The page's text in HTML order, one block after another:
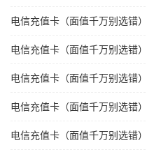
电信充值卡（面值千万别选错
电信充值卡（面值千万别选错
电信充值卡（面值千万别选错
电信充值卡（面值千万别选错
电信充值卡（面值千万别选错